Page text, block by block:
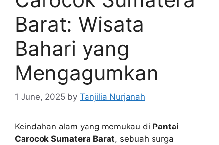
Barat: Wisata
Bahari yang
Mengagumkan
1 June, 2025 by Tanjilia Nurjanah
Keindahan alam yang memukau di Pantai
Carocok Sumatera Barat, sebuah surga